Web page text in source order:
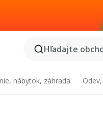
Hľadajte
nábytok, záhrada